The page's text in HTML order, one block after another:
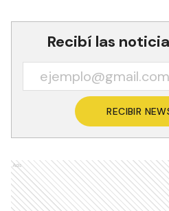
Recibí las
RECIBIR
Ads